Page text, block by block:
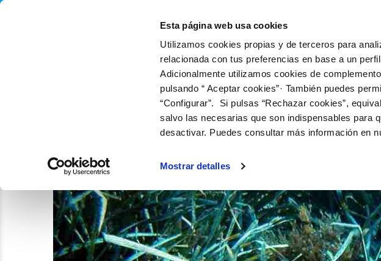
Esta página web usa cookies
Utilizamos cookies propias y de terceros para
relacionada con tus preferencias en base a un
Adicionalmente utilizamos cookies de
pulsando “ Aceptar cookies”· También puedes
“Configurar”. Si pulsas “Rechazar cookies”,
salvo las necesarias que son indispensables para
desactivar. Puedes consultar más información en
Mostrar detalles
QUIÉNES SOMOS QUÉ HACEMOS